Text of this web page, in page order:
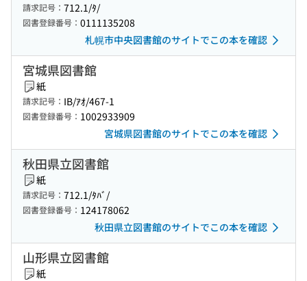
請求記号： 712.1/ﾀ/
図書登録番号： 0111135208
札幌市中央図書館のサイトでこの本を確認
宮城県図書館
紙
請求記号： IB/ｱｵ/467-1
図書登録番号： 1002933909
宮城県図書館のサイトでこの本を確認
秋田県立図書館
紙
請求記号： 712.1/ﾀﾊﾞ/
図書登録番号： 124178062
秋田県立図書館のサイトでこの本を確認
山形県立図書館
紙